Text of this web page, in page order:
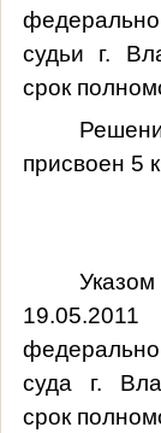
судьи г.
срок
присвоен 5
суда г.
срок